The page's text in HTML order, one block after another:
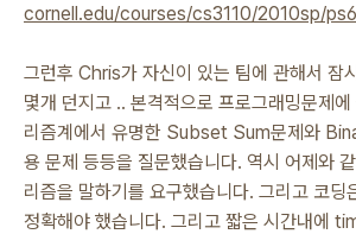
cornell.edu/courses/cs3110/2010sp/
그런후 Chris가 자신이 있는 팀에 관해서 잠
몇개 던지고 .. 본격적으로 프로그래밍문제
리즘계에서 유명한 Subset Sum문제와
용 문제 등등을 질문했습니다. 역시 어제와
리즘을 말하기를 요구했습니다. 그리고 코딩
정확해야 했습니다. 그리고 짧은 시간내에